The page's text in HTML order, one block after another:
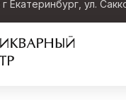
Екатеринбург, ул.